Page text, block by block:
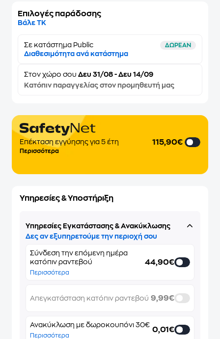
Επιλογές παράδοσης
Βάλε ΤΚ
Σε κατάστημα Public ΔΩΡΕΑΝ
Διαθεσιμότητα ανά κατάστημα
Στον χώρο σου Δευ 31/08 - Δευ 14/09
Κατόπιν παραγγελίας στον προμηθευτή μας
Επέκταση εγγύησης για 5 έτη
Περισσότερα
115,90€
Υπηρεσίες & Υποστήριξη
Υπηρεσίες Εγκατάστασης & Ανακύκλωσης
Δες αν εξυπηρετούμε την περιοχή σου
Σύνδεση την επόμενη ημέρα
κατόπιν ραντεβού
Περισσότερα
44,90€
Απεγκατάσταση κατόπιν ραντεβού 9,99€
Ανακύκλωση με δωροκουπόνι 30€
Περισσότερα
0,01€